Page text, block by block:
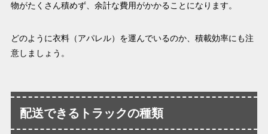
物がたくさん積めず、余計な費用がかかることになります。
どのように衣料（アパレル）を運んでいるのか、積載効率にも注
意しましょう。
配送できるトラックの種類